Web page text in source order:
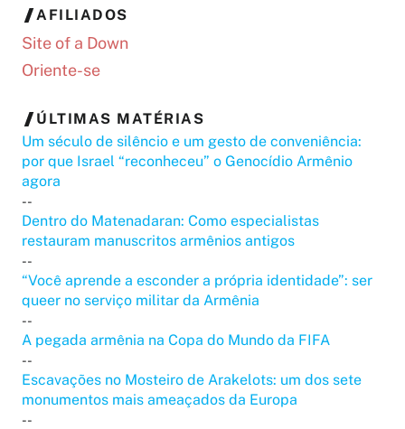
AFILIADOS
Site of a Down
Oriente-se
ÚLTIMAS MATÉRIAS
Um século de silêncio e um gesto de conveniência:
por que Israel “reconheceu” o Genocídio Armênio
agora
--
Dentro do Matenadaran: Como especialistas
restauram manuscritos armênios antigos
--
“Você aprende a esconder a própria identidade”: ser
queer no serviço militar da Armênia
--
A pegada armênia na Copa do Mundo da FIFA
--
Escavações no Mosteiro de Arakelots: um dos sete
monumentos mais ameaçados da Europa
--